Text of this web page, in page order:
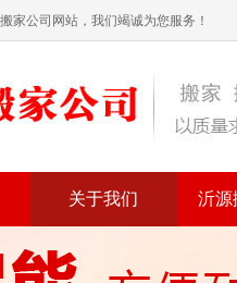
家公司网站，我们竭诚为您服务！
关于我们 沂源